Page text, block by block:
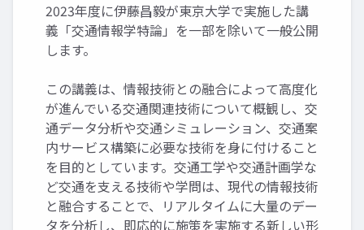
2023年度に伊藤昌毅が東京大学で実施した講
義「交通情報学特論」を一部を除いて一般公開
します。
この講義は、情報技術との融合によって高度化
が進んでいる交通関連技術について概観し、交
通データ分析や交通シミュレーション、交通案
内サービス構築に必要な技術を身に付けること
を目的としています。交通工学や交通計画学な
ど交通を支える技術や学問は、現代の情報技術
と融合することで、リアルタイムに大量のデー
タを分析し、即応的に施策を実施する新しい形